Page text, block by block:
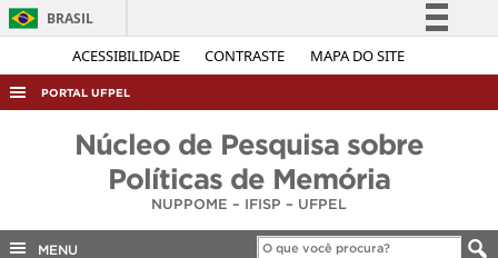
ACESSIBILIDADE CONTRASTE MAPA DO SITE
BRASIL
Simplifique!
Acesso à informação
Legislação
PORTAL UFPEL
ACESSO À INFORMAÇÃO
CONCURSOS
Núcleo de Pesquisa sobre
Políticas de Memória
NUPPOME – IFISP – UFPEL
MENU